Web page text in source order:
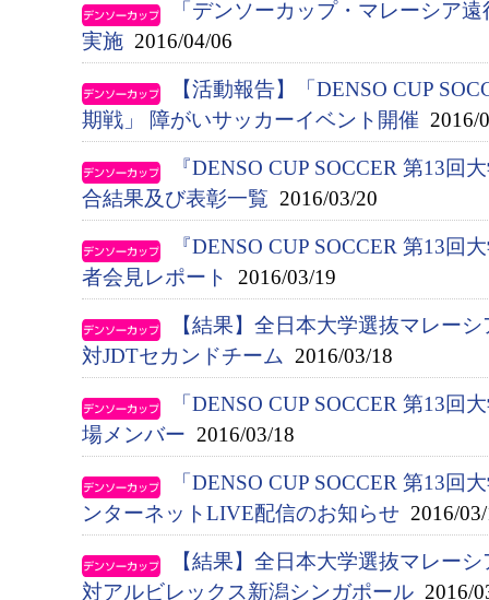
「デンソーカップ・マレーシア
実施 2016/04/06
【活動報告】「DENSO CUP
期戦」 障がいサッカーイベント開催 2016/
『DENSO CUP SOCCER 第13回
合結果及び表彰一覧 2016/03/20
『DENSO CUP SOCCER 第13回
者会見レポート
2016/03/19
【結果】全日本大学選抜マレー
対JDTセカンドチーム 2016/03/18
「DENSO CUP SOCCER 第13回
場メンバー 2016/03/18
「DENSO CUP SOCCER 第13回
ンターネットLIVE配信のお知らせ 2016/
【結果】全日本大学選抜マレー
対アルビレックス新潟シンガポール 2016/